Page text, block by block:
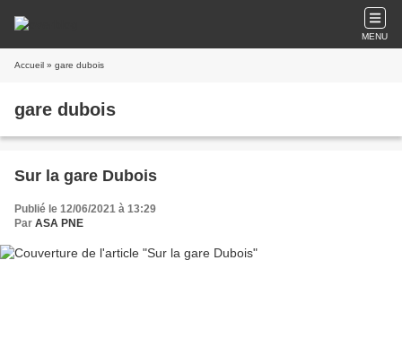
MENU
Accueil » gare dubois
gare dubois
Sur la gare Dubois
Publié le 12/06/2021 à 13:29
Par ASA PNE